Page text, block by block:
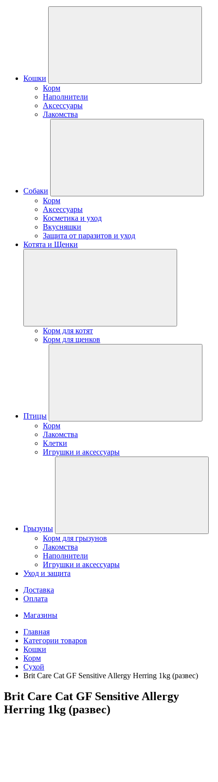
Кошки
Корм
Наполнители
Аксессуары
Лакомства
Собаки
Корм
Аксессуары
Косметика и уход
Вкусняшки
Защита от паразитов и уход
Котята и Щенки
Корм для котят
Корм для щенков
Птицы
Корм
Лакомства
Клетки
Игрушки и аксессуары
Грызуны
Корм для грызунов
Лакомства
Наполнители
Игрушки и аксессуары
Уход и защита
Доставка
Оплата
Магазины
Главная
Категории товаров
Кошки
Корм
Сухой
Brit Care Cat GF Sensitive Allergy Herring 1kg (развес)
Brit Care Cat GF Sensitive Allergy
Herring 1kg (развес)